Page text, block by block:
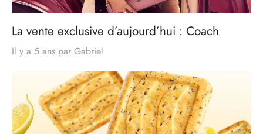
La vente exclusive d’aujourd’hui : Coach
Il y a 5 ans par Gabriel